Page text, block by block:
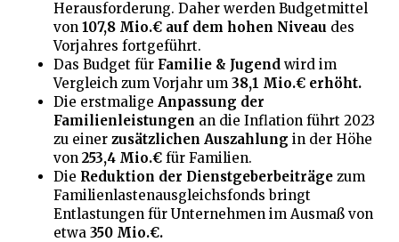
Herausforderung. Daher werden Budgetmittel
von 107,8 Mio.€ auf dem hohen Niveau des
Vorjahres fortgeführt.
Das Budget für Familie & Jugend wird im
Vergleich zum Vorjahr um 38,1 Mio.€ erhöht.
Die erstmalige Anpassung der
Familienleistungen an die Inflation führt 2023
zu einer zusätzlichen Auszahlung in der Höhe
von 253,4 Mio.€ für Familien.
Die Reduktion der Dienstgeberbeiträge zum
Familienlastenausgleichsfonds bringt
Entlastungen für Unternehmen im Ausmaß von
etwa 350 Mio.€.